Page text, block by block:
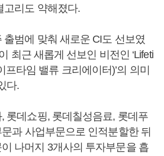
고리도 약해졌다.
범에 맞춰 새로운 CI도 선보였
최근 새롭게 선보인 비전인 ‘Lifeti
프타임 밸류 크리에이터)’의 의미
다.
롯데쇼핑, 롯데칠성음료, 롯데푸
과 사업부문으로 인적분할한 뒤
나머지 3개사의 투자부문을 흡